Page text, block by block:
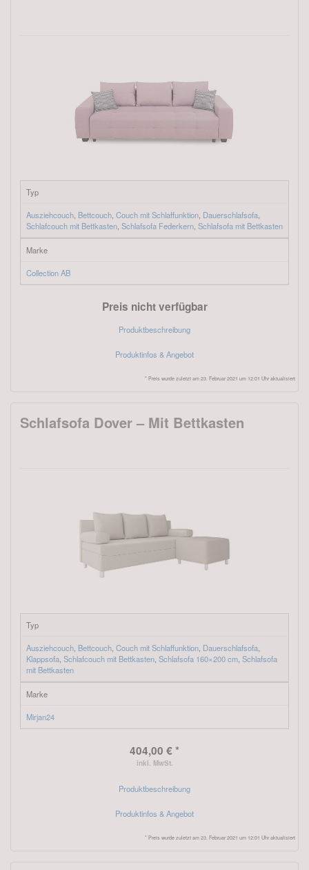
Typ
Ausziehcouch Bettcouch Couch mit Schlaffunktion Dauerschlafsofa
Schlafcouch mit Bettkasten Schlafsofa Federkern Schlafsofa mit Bettkasten
Marke
Collection AB
Preis nicht verfügbar
Produktbeschreibung
Produktinfos & Angebot
* Preis wurde zuletzt am 23. Februar 2021 um 12:01 Uhr aktualisiert
Schlafsofa Dover – Mit Bettkasten
Typ
Ausziehcouch Bettcouch Couch mit Schlaffunktion Dauerschlafsofa
Klappsofa Schlafcouch mit Bettkasten Schlafsofa 160×200 cm Schlafsofa
mit Bettkasten
Marke
Mirjan24
404,00 € *
inkl. MwSt.
Produktbeschreibung
Produktinfos & Angebot
* Preis wurde zuletzt am 23. Februar 2021 um 12:01 Uhr aktualisiert